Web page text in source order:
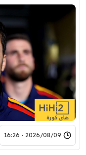
2026/08/09 - 16:26